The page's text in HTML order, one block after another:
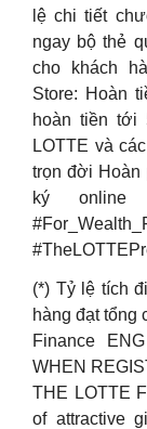
lệ chi tiết
ngay bộ thẻ
cho khách
Store: Hoàn
hoàn tiền tới
LOTTE và
trọn đời Hoàn
ký online
(*) Tỷ lệ tích
hàng đạt tổng
Finance
WHEN
THE LOTTE
of attractive